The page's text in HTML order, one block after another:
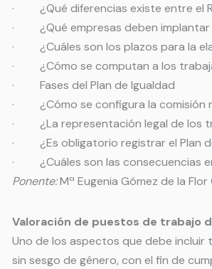
· ¿Qué diferencias existe entre el
· ¿Qué empresas deben implantar
· ¿Cuáles son los plazos para la
· ¿Cómo se computan a los
· Fases del Plan de Igualdad
· ¿Cómo se configura la comisión
· ¿La representación legal de los
· ¿Es obligatorio registrar el Plan
· ¿Cuáles son las consecuencias
Ponente: Mª Eugenia Gómez de la
Valoración de puestos de trabajo
Uno de los aspectos que debe
sin sesgo de género, con el fin de